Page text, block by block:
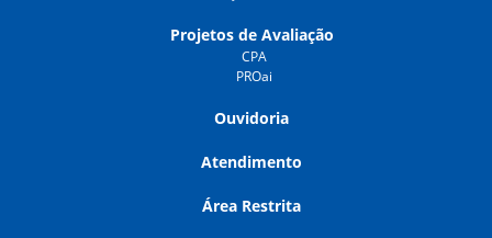
Projetos de Avaliação
CPA
PROai
Ouvidoria
Atendimento
Área Restrita